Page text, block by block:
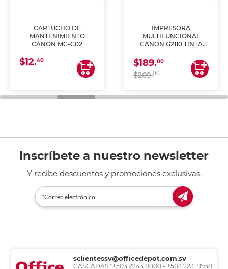
CARTUCHO DE
MANTENIMIENTO
CANON MC-G02
$12.40
IMPRESORA
MULTIFUNCIONAL
CANON G2110 TINTA
$189.00
$209.00
Inscríbete a nuestro newsletter
Y recibe descuentos y promociones exclusivas.
sclientessv@officedepot.com.sv
CASCADAS *+503 2243 0800 - +503 2231 9930